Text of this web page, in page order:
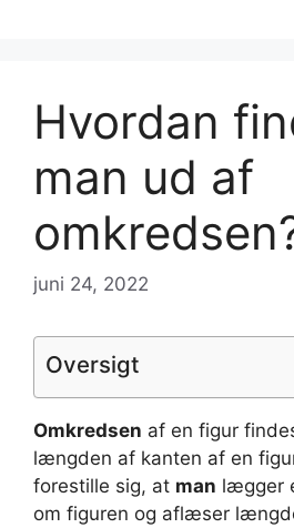
Hvordan
man ud af
juni 24, 2022
Oversigt
Omkredsen af en figur
længden af kanten af en
forestille sig, at man lægger
om figuren og aflæser